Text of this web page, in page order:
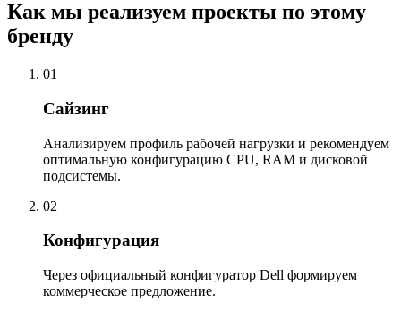
Как мы реализуем проекты по этому
бренду
01
Сайзинг
Анализируем профиль рабочей нагрузки и рекомендуем
оптимальную конфигурацию CPU, RAM и дисковой
подсистемы.
02
Конфигурация
Через официальный конфигуратор Dell формируем
коммерческое предложение.